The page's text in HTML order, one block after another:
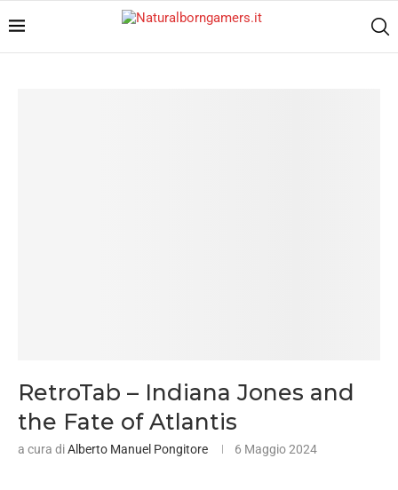
RetroTab – Indiana Jones and
the Fate of Atlantis
a cura diAlberto Manuel Pongitore 6 Maggio 2024